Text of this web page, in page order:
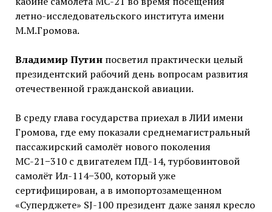
Владимир Путинпосветил практически целый
президентский рабочий день вопросам развития
отечественной гражданской авиации.
В среду глава государства приехал в ЛИИ имени
Громова, где ему показали среднемагистральный
пассажирский самолёт нового поколения
МС-21−310 с двигателем ПД-14, турбовинтовой
самолёт Ил-114−300, который уже
сертифицирован, а в имопортозамещенном
«Суперджете» SJ-100 президент даже занял кресло